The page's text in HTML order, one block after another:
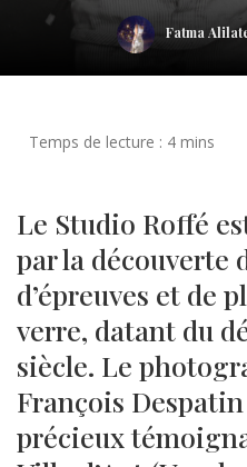
Fatma
Le Studio Roffé
par la découverte
d’épreuves et de
verre, datant du
siècle. Le
François
précieux